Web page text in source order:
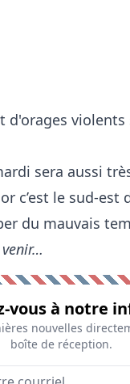
sera aussi
c’est le sud-est
du mauvais
vous à notre
nouvelles
boîte de réception.